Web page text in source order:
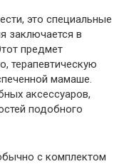
это специальные
заключается в
предмет
терапевтическую
мамаше.
аксессуаров,
подобного
с комплектом